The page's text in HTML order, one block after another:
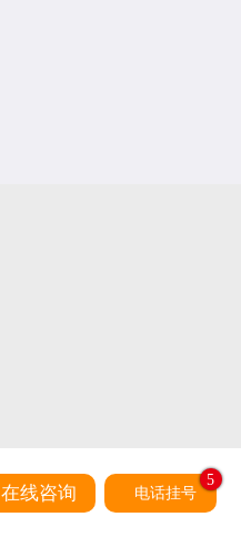
在线咨询 电话挂号
5